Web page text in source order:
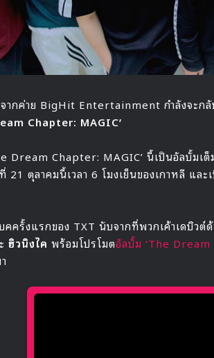
ากค่าย BigHit Entertainment กำลังจะก
Chapter: MAGIC’
Dream Chapter: MAGIC’ นี้เป็นอัลบั้มเ
21 ตุลาคมนี้เวลา 6 โมงเย็นของเกาหลี แล
คครั้งแรกของ TXT นับจากที่พวกเค้าเดบิวต์
ฮิวนิงไค พร้อมโปรโมตอัลบั้ม ‘The Dream